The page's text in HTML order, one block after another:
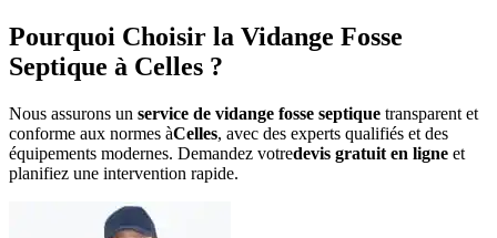
Pourquoi Choisir la Vidange Fosse
Septique à Celles ?
Nous assurons un service de vidange fosse septique transparent et
conforme aux normes àCelles, avec des experts qualifiés et des
équipements modernes. Demandez votredevis gratuit en ligne et
planifiez une intervention rapide.